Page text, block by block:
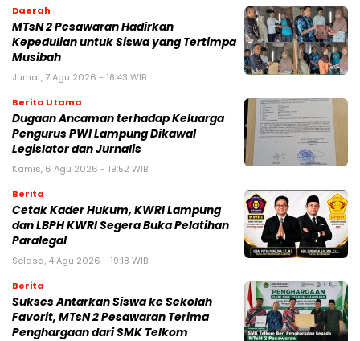
Daerah
MTsN 2 Pesawaran Hadirkan
Kepedulian untuk Siswa yang Tertimpa
Musibah
Jumat, 7 Agu 2026 - 18:43 WIB
Berita Utama
Dugaan Ancaman terhadap Keluarga
Pengurus PWI Lampung Dikawal
Legislator dan Jurnalis
Kamis, 6 Agu 2026 - 19:52 WIB
Berita
Cetak Kader Hukum, KWRI Lampung
dan LBPH KWRI Segera Buka Pelatihan
Paralegal
Selasa, 4 Agu 2026 - 19:18 WIB
Berita
Sukses Antarkan Siswa ke Sekolah
Favorit, MTsN 2 Pesawaran Terima
Penghargaan dari SMK Telkom